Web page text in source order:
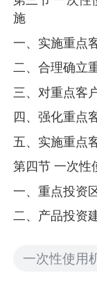
施
一、实施重点
二、合理确立
三、对重点客
四、强化重点
五、实施重点
第四节 一次性
一、重点投资
二、产品投资
一次性使用